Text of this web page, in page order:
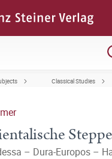
Classical Studies
– Dura-Europos –